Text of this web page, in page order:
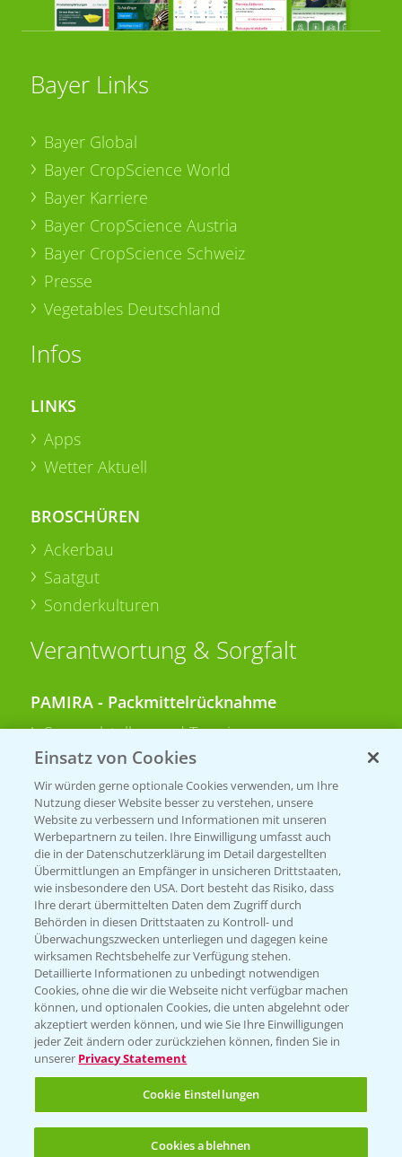
Bayer Links
Bayer Global
Bayer CropScience World
Bayer Karriere
Bayer CropScience Austria
Bayer CropScience Schweiz
Presse
Vegetables Deutschland
Infos
LINKS
Apps
Wetter Aktuell
BROSCHÜREN
Ackerbau
Saatgut
Sonderkulturen
Verantwortung & Sorgfalt
PAMIRA - Packmittelrücknahme
Sammelstellen und Termine
PRE - Chemikalien sicher entsorgen
Sammelstellen und Termine
Kontakt & Notfall
Beratung auf WhatsApp
T.+49 (0)174 346 564 1
KONTAKT
Hilfe in Notfällen
T.+49 (0)214/30-20220
Einsatz von Cookies
Wir würden gerne optionale Cookies verwenden, um Ihre
Nutzung dieser Website besser zu verstehen, unsere
Website zu verbessern und Informationen mit unseren
Werbepartnern zu teilen. Ihre Einwilligung umfasst auch
die in der Datenschutzerklärung im Detail dargestellten
Übermittlungen an Empfänger in unsicheren Drittstaaten,
wie insbesondere den USA. Dort besteht das Risiko, dass
Ihre derart übermittelten Daten dem Zugriff durch
Behörden in diesen Drittstaaten zu Kontroll- und
Überwachungszwecken unterliegen und dagegen keine
wirksamen Rechtsbehelfe zur Verfügung stehen.
Detaillierte Informationen zu unbedingt notwendigen
Cookies, ohne die wir die Webseite nicht verfügbar machen
können, und optionalen Cookies, die unten abgelehnt oder
akzeptiert werden können, und wie Sie Ihre Einwilligungen
jeder Zeit ändern oder zurückziehen können, finden Sie in
unserer Privacy Statement
Cookie Einstellungen
Cookies ablehnen